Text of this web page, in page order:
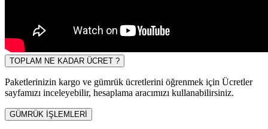
TOPLAM NE KADAR ÜCRET ?
Paketlerinizin kargo ve gümrük ücretlerini öğrenmek için Ücretler
sayfamızı inceleyebilir, hesaplama aracımızı kullanabilirsiniz.
GÜMRÜK İŞLEMLERİ